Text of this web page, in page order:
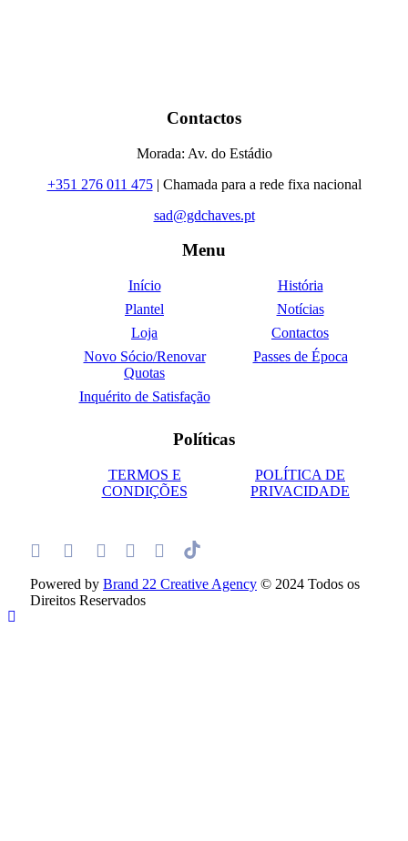
Contactos
Morada: Av. do Estádio
+351 276 011 475| Chamada para a rede fixa nacional
sad@gdchaves.pt
Menu
Início
História
Plantel
Notícias
Loja
Contactos
Novo Sócio/Renovar
Quotas
Passes de Época
Inquérito de Satisfação
Políticas
TERMOS E
CONDIÇÕES
POLÍTICA DE
PRIVACIDADE
Powered by Brand 22 Creative Agency © 2024 Todos os
Direitos Reservados